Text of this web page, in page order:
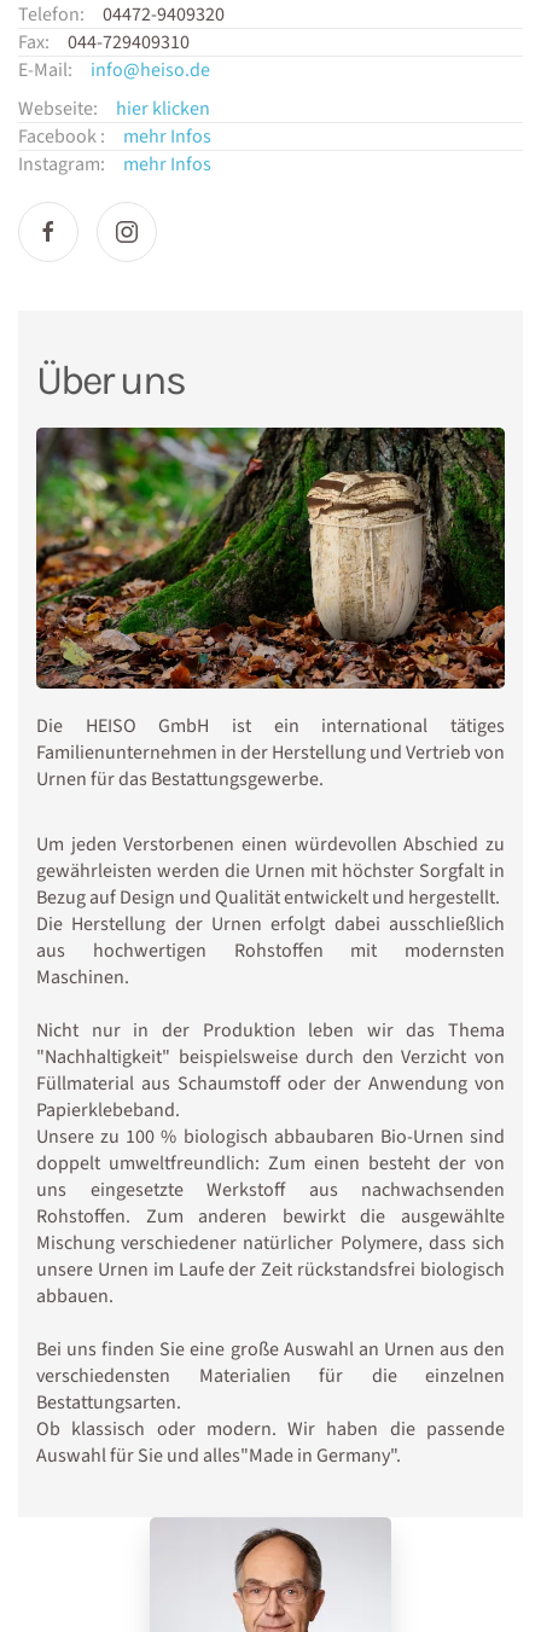
Telefon:
04472-9409320
Fax:
044-729409310
E-Mail:
info@heiso.de
Webseite:
hier klicken
Facebook :
mehr Infos
Instagram:
mehr Infos
Über uns
Die HEISO GmbH ist ein international tätiges
Familienunternehmen in der Herstellung und Vertrieb von
Urnen für das Bestattungsgewerbe.
Um jeden Verstorbenen einen würdevollen Abschied zu
gewährleisten werden die Urnen mit höchster Sorgfalt in
Bezug auf Design und Qualität entwickelt und hergestellt.
Die Herstellung der Urnen erfolgt dabei ausschließlich
aus hochwertigen Rohstoffen mit modernsten
Maschinen.
Nicht nur in der Produktion leben wir das Thema
"Nachhaltigkeit" beispielsweise durch den Verzicht von
Füllmaterial aus Schaumstoff oder der Anwendung von
Papierklebeband.
Unsere zu 100 % biologisch abbaubaren Bio-Urnen sind
doppelt umweltfreundlich: Zum einen besteht der von
uns eingesetzte Werkstoff aus nachwachsenden
Rohstoffen. Zum anderen bewirkt die ausgewählte
Mischung verschiedener natürlicher Polymere, dass sich
unsere Urnen im Laufe der Zeit rückstandsfrei biologisch
abbauen.
Bei uns finden Sie eine große Auswahl an Urnen aus den
verschiedensten Materialien für die einzelnen
Bestattungsarten.
Ob klassisch oder modern. Wir haben die passende
Auswahl für Sie und alles"Made in Germany".